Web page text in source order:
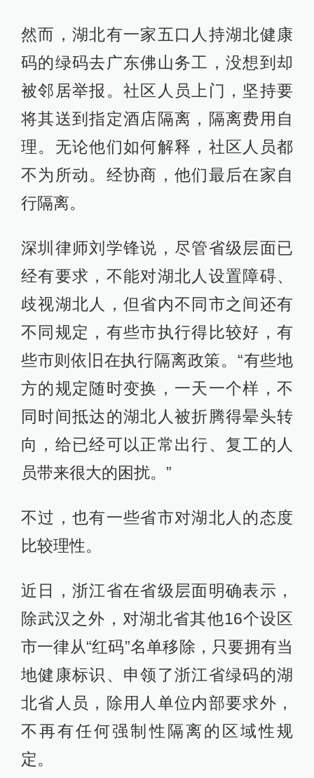
然而，湖北有一家五口人持湖北健康
码的绿码去广东佛山务工，没想到却
被邻居举报。社区人员上门，坚持要
将其送到指定酒店隔离，隔离费用自
理。无论他们如何解释，社区人员都
不为所动。经协商，他们最后在家自
行隔离。
深圳律师刘学锋说，尽管省级层面已
经有要求，不能对湖北人设置障碍、
歧视湖北人，但省内不同市之间还有
不同规定，有些市执行得比较好，有
些市则依旧在执行隔离政策。“有些地
方的规定随时变换，一天一个样，不
同时间抵达的湖北人被折腾得晕头转
向，给已经可以正常出行、复工的人
员带来很大的困扰。”
不过，也有一些省市对湖北人的态度
比较理性。
近日，浙江省在省级层面明确表示，
除武汉之外，对湖北省其他16个设区
市一律从“红码”名单移除，只要拥有当
地健康标识、申领了浙江省绿码的湖
北省人员，除用人单位内部要求外，
不再有任何强制性隔离的区域性规
定。